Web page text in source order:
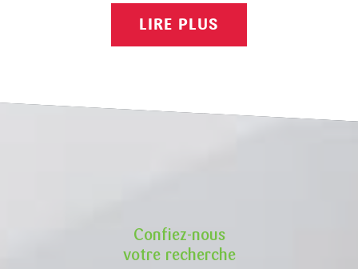
LIRE PLUS
Confiez-nous
votre recherche